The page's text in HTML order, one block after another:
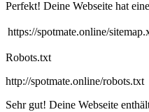
Perfekt! Deine Webseite hat
https://spotmate.online/
Robots.txt
http://spotmate.online/robots.txt
Sehr gut! Deine Webseite